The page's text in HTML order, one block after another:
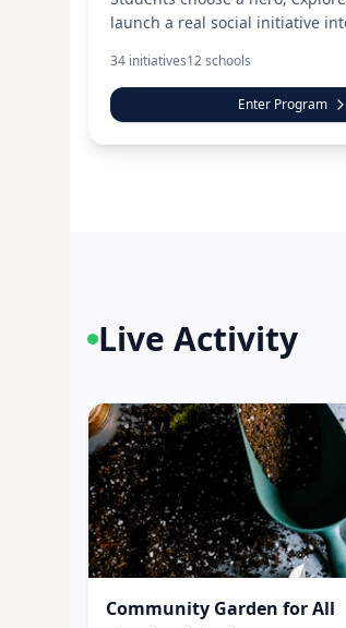
launch a real social initiative
34 initiatives12schools
Enter Program
Live Activity
Community Garden for All